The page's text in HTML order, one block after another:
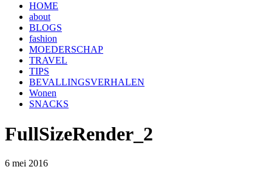
HOME
about
BLOGS
fashion
MOEDERSCHAP
TRAVEL
TIPS
BEVALLINGSVERHALEN
Wonen
SNACKS
FullSizeRender_2
6 mei 2016